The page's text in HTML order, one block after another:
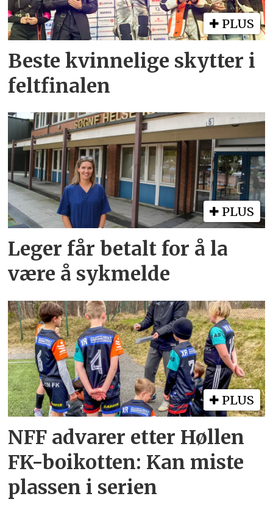
PLUS
Beste kvinnelige skytter i
feltfinalen
PLUS
Leger får betalt for å la
være å sykmelde
PLUS
NFF advarer etter Høllen
FK-boikotten: Kan miste
plassen i serien